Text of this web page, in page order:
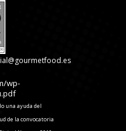
wp-
una ayuda del
de la convocatoria